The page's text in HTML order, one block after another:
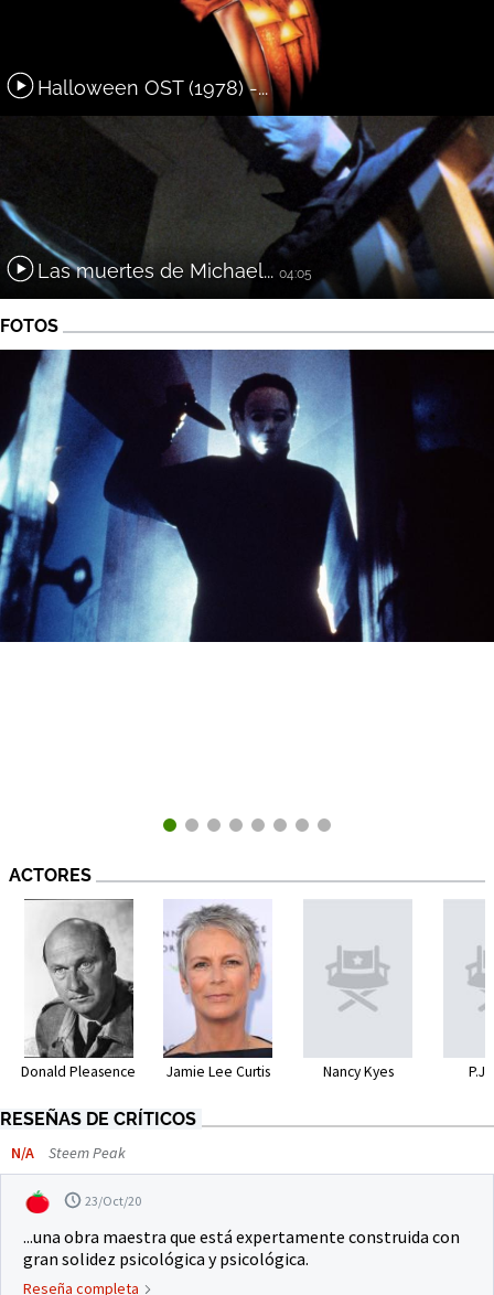
Halloween OST (1978) -...
Las muertes de Michael... 04:05
FOTOS
ACTORES
Donald Pleasence Jamie Lee Curtis Nancy Kyes
RESEÑAS DE CRÍTICOS
N/A Steem Peak
23/Oct/20
...una obra maestra que está expertamente construida con
gran solidez psicológica y psicológica.
Reseña completa